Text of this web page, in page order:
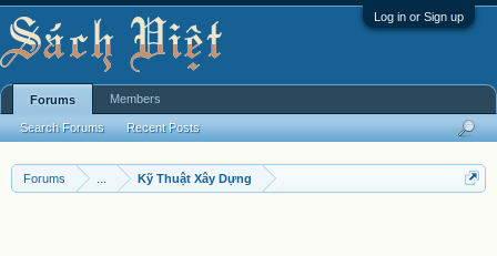
Log in or Sign up
Forums Kỹ Thuật Xây Dựng
Forums
Search Forums Recent Posts
Members